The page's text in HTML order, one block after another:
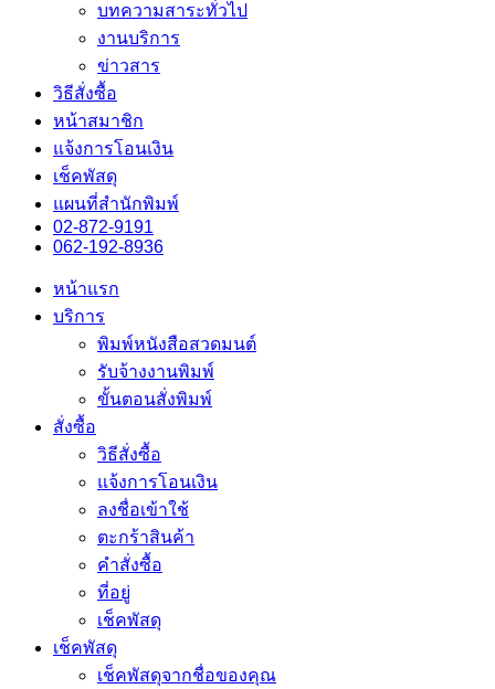
บทความสาระทั่วไป
งานบริการ
ข่าวสาร
วิธีสั่งซื้อ
หน้าสมาชิก
แจ้งการโอนเงิน
เช็คพัสดุ
แผนที่สำนักพิมพ์
02-872-9191
062-192-8936
หน้าแรก
บริการ
พิมพ์หนังสือสวดมนต์
รับจ้างงานพิมพ์
ขั้นตอนสั่งพิมพ์
สั่งซื้อ
วิธีสั่งซื้อ
แจ้งการโอนเงิน
ลงชื่อเข้าใช้
ตะกร้าสินค้า
คำสั่งซื้อ
ที่อยู่
เช็คพัสดุ
เช็คพัสดุ
เช็คพัสดุจากชื่อของคุณ